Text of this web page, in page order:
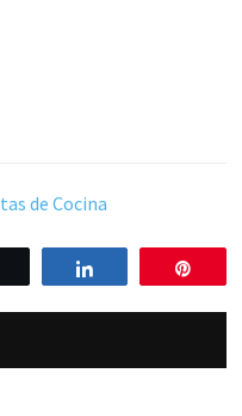
de Cocina
Compartir